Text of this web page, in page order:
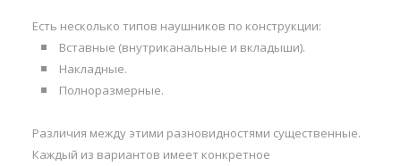
Есть несколько типов наушников по конструкции:
Вставные (внутриканальные и вкладыши).
Накладные.
Полноразмерные.
Различия между этими разновидностями существенные.
Каждый из вариантов имеет конкретное